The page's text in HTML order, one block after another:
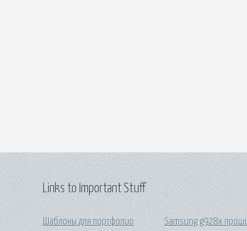
Links to Important Stuff
Шаблоны для портфолио Samsung g928x